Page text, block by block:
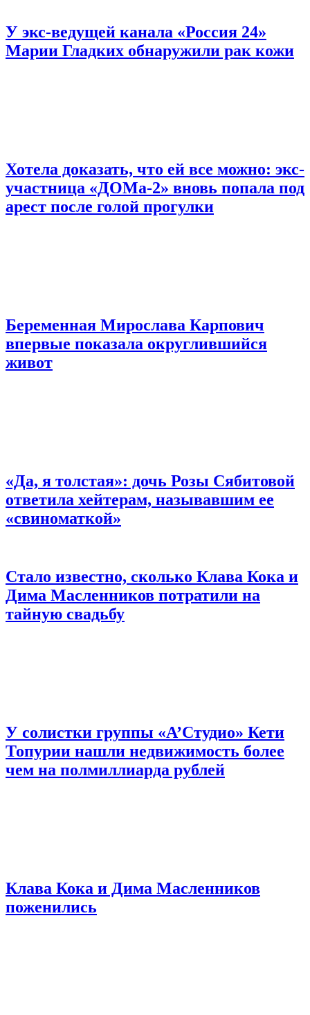
У экс-ведущей канала «Россия 24»
Марии Гладких обнаружили рак кожи
Хотела доказать, что ей все можно: экс-
участница «ДОМа-2» вновь попала под
арест после голой прогулки
Беременная Мирослава Карпович
впервые показала округлившийся
живот
«Да, я толстая»: дочь Розы Сябитовой
ответила хейтерам, называвшим ее
«свиноматкой»
Стало известно, сколько Клава Кока и
Дима Масленников потратили на
тайную свадьбу
У солистки группы «А’Студио» Кети
Топурии нашли недвижимость более
чем на полмиллиарда рублей
Клава Кока и Дима Масленников
поженились